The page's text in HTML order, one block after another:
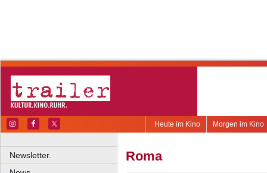
Morgen im Kino
Heute im Kino
Newsletter.
Roma